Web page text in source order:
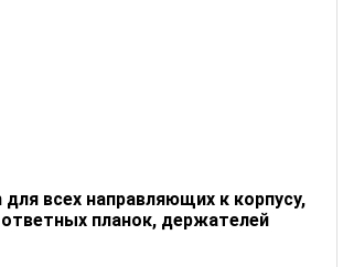
всех направляющих к корпусу,
планок, держателей